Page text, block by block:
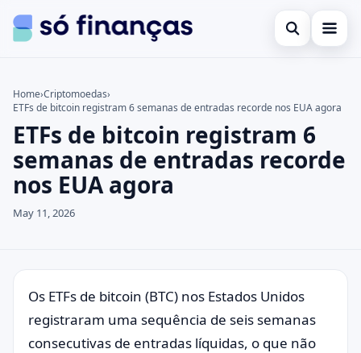
Open search
Empréstimos
Search the site
Search for:
Press Enter to search or ESC to close.
Home›Criptomoedas›
ETFs de bitcoin registram 6 semanas de entradas recorde nos EUA agora
ETFs de bitcoin registram 6
semanas de entradas recorde
nos EUA agora
May 11, 2026
Os ETFs de bitcoin (BTC) nos Estados Unidos
registraram uma sequência de seis semanas
consecutivas de entradas líquidas, o que não